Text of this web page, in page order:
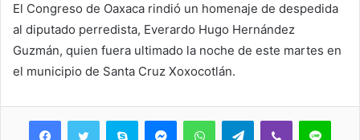
El Congreso de Oaxaca rindió un homenaje de despedida
al diputado perredista, Everardo Hugo Hernández
Guzmán, quien fuera ultimado la noche de este martes en
el municipio de Santa Cruz Xoxocotlán.
Skype MessengerWhatsAppTelegramViber Line